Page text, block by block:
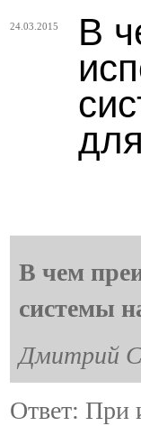
24.03.2015
В
В чем
системы
Дмитрий
Ответ: При